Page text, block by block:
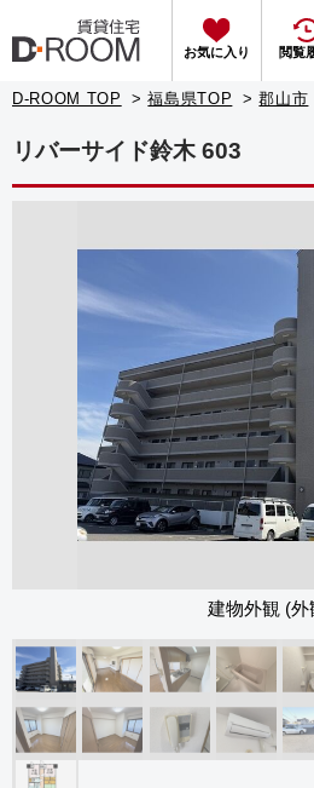
お気に入り 閲覧
D-ROOM TOP 福島県TOP 郡山市
リバーサイド鈴木 603
居室・リビング